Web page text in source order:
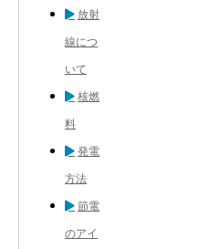
放射
線につ
いて
核燃
料
発電
方法
節電
のアイ